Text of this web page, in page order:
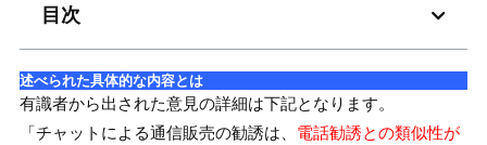
目次
述べられた具体的な内容とは
有識者から出された意見の詳細は下記となります。
「チャットによる通信販売の勧誘は、 電話勧誘との類似性が